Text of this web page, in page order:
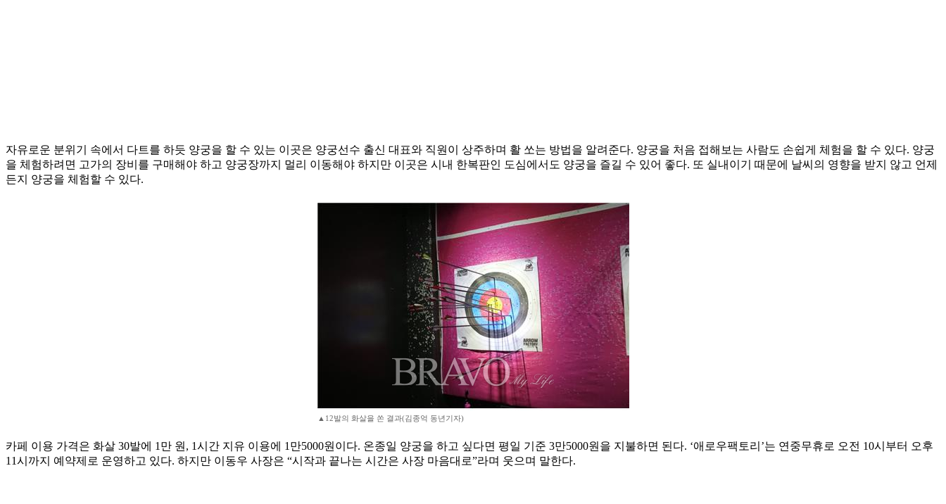
자유로운 분위기 속에서 다트를 하듯 양궁을 할 수 있는 이곳은 양궁선수 출신 대표와 직원이 상주하며 활 쏘는 방법을 알려준다. 양궁을 처음 접해보는 사람도 손쉽게 체험을 할 수 있다. 양궁
을 체험하려면 고가의 장비를 구매해야 하고 양궁장까지 멀리 이동해야 하지만 이곳은 시내 한복판인 도심에서도 양궁을 즐길 수 있어 좋다. 또 실내이기 때문에 날씨의 영향을 받지 않고 언제
든지 양궁을 체험할 수 있다.
▲12발의 화살을 쏜 결과(김종억 동년기자)
카페 이용 가격은 화살 30발에 1만 원, 1시간 지유 이용에 1만5000원이다. 온종일 양궁을 하고 싶다면 평일 기준 3만5000원을 지불하면 된다. ‘애로우팩토리’는 연중무휴로 오전 10시부터 오후
11시까지 예약제로 운영하고 있다. 하지만 이동우 사장은 “시작과 끝나는 시간은 사장 마음대로”라며 웃으며 말한다.